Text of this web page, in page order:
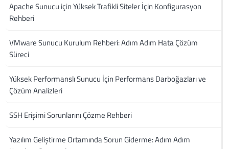
Apache Sunucu için Yüksek Trafikli Siteler İçin Konfigurasyon
Rehberi
VMware Sunucu Kurulum Rehberi: Adım Adım Hata Çözüm
Süreci
Yüksek Performanslı Sunucu İçin Performans Darboğazları ve
Çözüm Analizleri
SSH Erişimi Sorunlarını Çözme Rehberi
Yazılım Geliştirme Ortamında Sorun Giderme: Adım Adım